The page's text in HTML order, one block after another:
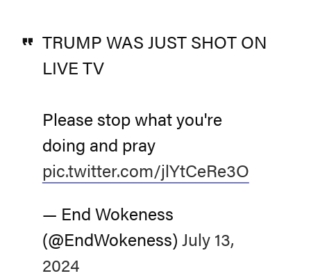
TRUMP WAS JUST SHOT ON
LIVE TV
Please stop what you're
doing and pray
pic.twitter.com/jlYtCeRe3O
— End Wokeness
(@EndWokeness) July 13,
2024